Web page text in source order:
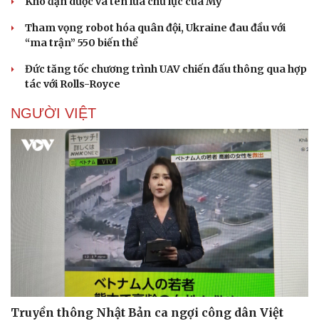
Pháp luật
Tư vấn luật
Quân sự - Quốc phòng
Vũ khí
Việt Nam
Phân tích
Tham vọng robot hóa quân đội, Ukraine đau đầu với
“ma trận” 550 biến thể
Đức tăng tốc chương trình UAV chiến đấu thông qua hợp
tác với Rolls-Royce
NGƯỜI VIỆT
Truyền thông Nhật Bản ca ngợi công dân Việt